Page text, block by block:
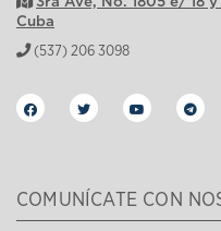
Cuba
(537) 206 3098
COMUNÍCATE CON